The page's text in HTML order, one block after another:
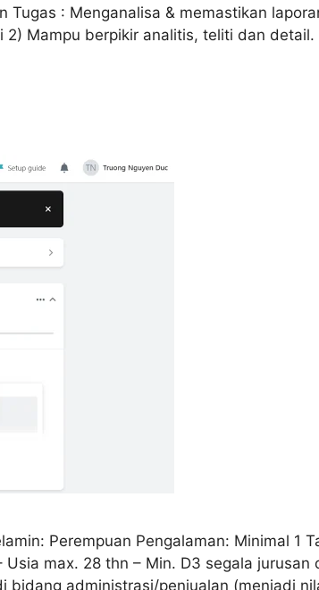
: Menganalisa & memastikan
2) Mampu berpikir analitis, teliti dan detail.
Perempuan Pengalaman: Minimal 1
max. 28 thn – Min. D3 segala
bidang administrasi/penjualan (menjadi